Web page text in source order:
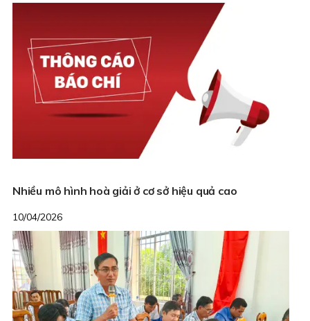
Nhiều mô hình hoà giải ở cơ sở hiệu quả cao
10/04/2026